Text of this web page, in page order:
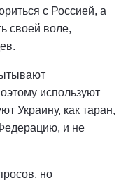
с Россией, а
своей воле,
используют
Украину, как таран,
и не
но